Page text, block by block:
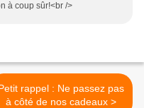
à coup sûr!<br />
rappel : Ne passez pas
à côté de nos cadeaux >